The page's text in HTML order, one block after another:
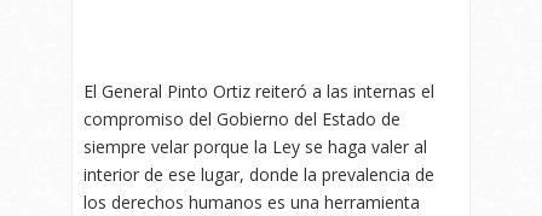
El General Pinto Ortiz reiteró a las internas el
compromiso del Gobierno del Estado de
siempre velar porque la Ley se haga valer al
interior de ese lugar, donde la prevalencia de
los derechos humanos es una herramienta